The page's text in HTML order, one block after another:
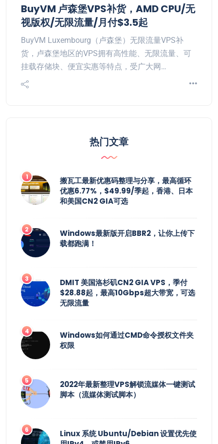
BuyVM 卢森堡VPS补货，AMD CPU/无
视版权/无限流量/月付$3.5起
BuyVM Luxembourg（卢森堡）无限流量VPS补
货，卢森堡地区的VPS拥有高性能、无限流量、可
挂载存储块、便宜实惠等特点，受广大网…
热门文章
搬瓦工最新优惠码整理与分享，最高循环
优惠6.77%，$49.99/季起，香港、日本
和美国CN2 GIA可选
Windows最新版开启BBR2，让你上传下
载都跑满！
DMIT 美国洛杉矶CN2 GIA VPS，季付
$28.88起，最高10Gbps超大带宽，可选
无限流量
Windows如何通过CMD命令授权文件夹
权限
2022年最新整理VPS解锁流媒体一键测试
脚本（流媒体测试脚本）
Linux 系统 Ubuntu/Debian 设置优先使